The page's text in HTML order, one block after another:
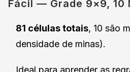
Fácil — Grade 9×9, 10
81 células totais, 10 são
densidade de minas).
Ideal para aprender as